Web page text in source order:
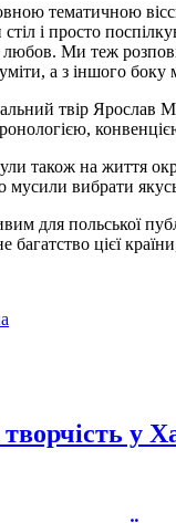
тематичною
і просто
любов. Ми теж
а з іншого
твір Ярослав
також на життя
вибрати якусь
для польської
багатство цієї
у